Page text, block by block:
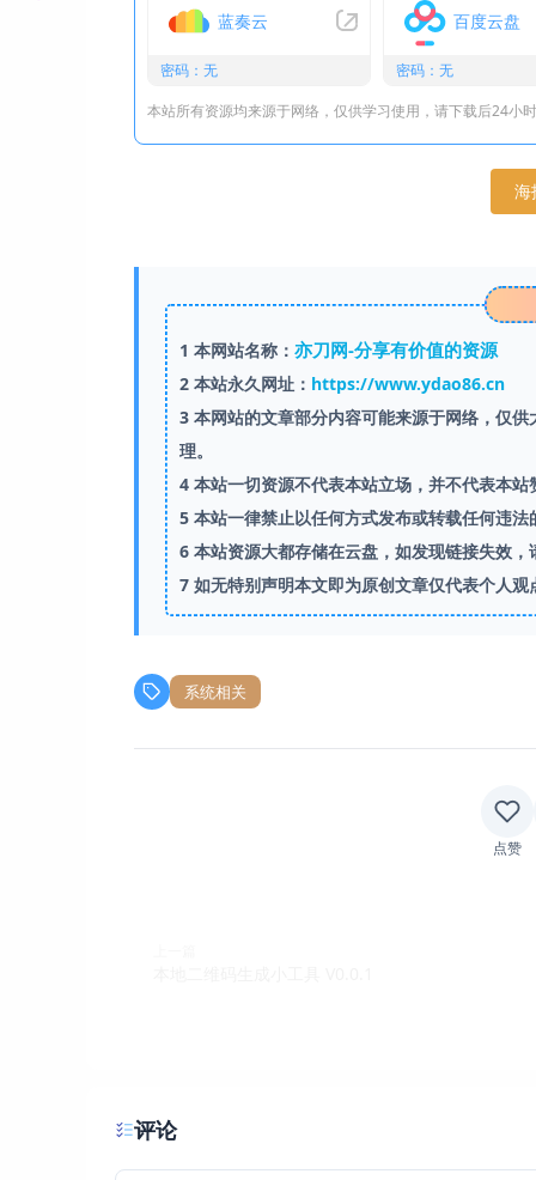
蓝奏云
密码：无
百度云盘
密码：无
本站所有资源均来源于网络，仅供学习使用，请下载后24小
海
1 本网站名称： 亦刀网-分享有价值的资源
2本站永久网址： https://www.ydao86.cn
3本网站的文章部分内容可能来源于网络，仅
理。
4本站一切资源不代表本站立场，并不代表本站
5本站一律禁止以任何方式发布或转载任何违
6本站资源大都存储在云盘，如发现链接失效，
7如无特别声明本文即为原创文章仅代表个人观
系统相关
点赞
评论